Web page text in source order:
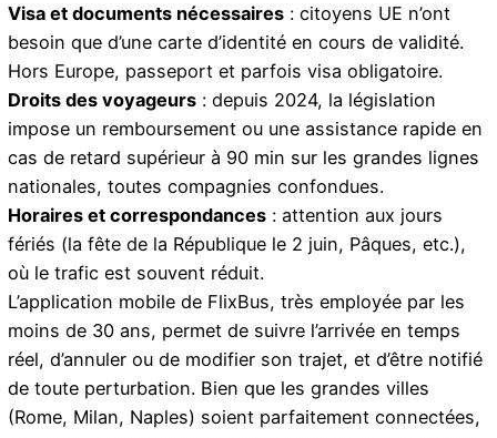
Visa et documents nécessaires : citoyens UE n’ont
besoin que d’une carte d’identité en cours de validité.
Hors Europe, passeport et parfois visa obligatoire.
Droits des voyageurs : depuis 2024, la législation
impose un remboursement ou une assistance rapide en
cas de retard supérieur à 90 min sur les grandes lignes
nationales, toutes compagnies confondues.
Horaires et correspondances : attention aux jours
fériés (la fête de la République le 2 juin, Pâques, etc.),
où le trafic est souvent réduit.
L’application mobile de FlixBus, très employée par les
moins de 30 ans, permet de suivre l’arrivée en temps
réel, d’annuler ou de modifier son trajet, et d’être notifié
de toute perturbation. Bien que les grandes villes
(Rome, Milan, Naples) soient parfaitement connectées,